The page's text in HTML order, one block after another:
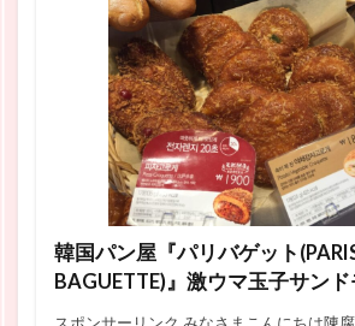
韓国パン屋『パリバゲット
BAGUETTE)』激ウマ玉子サンド
スポンサーリンク みなさまこんにちは陳